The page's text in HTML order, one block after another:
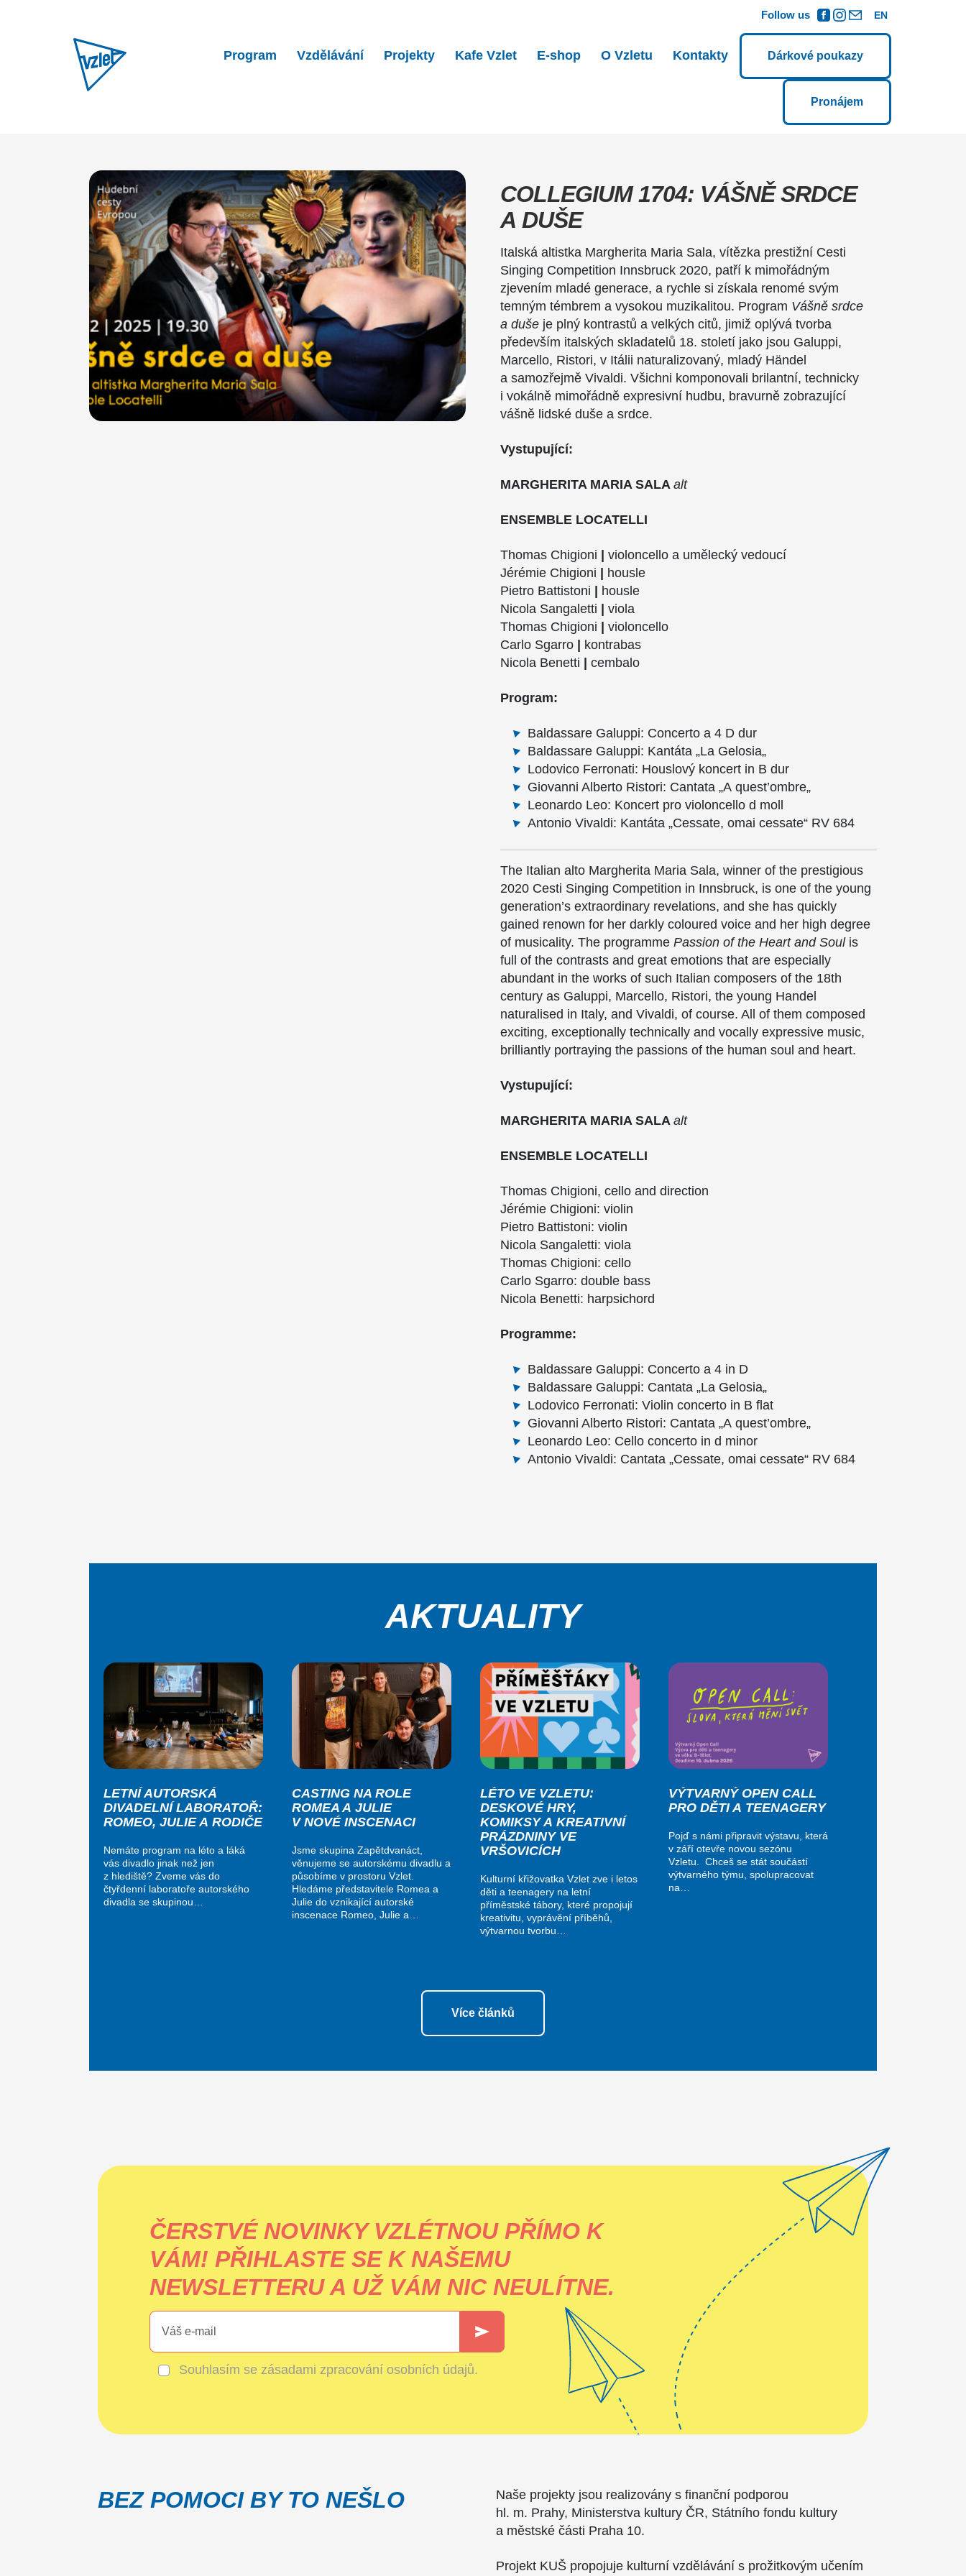
Follow us EN
Program Vzdělávání Projekty Kafe Vzlet E-shop O Vzletu Kontakty Dárkové poukazy
Pronájem
COLLEGIUM 1704: VÁŠNĚ SRDCE
A DUŠE
Italská altistka Margherita Maria Sala, vítězka prestižní Cesti
Singing Competition Innsbruck 2020, patří k mimořádným
zjevením mladé generace, a rychle si získala renomé svým
temným témbrem a vysokou muzikalitou. Program Vášně srdce
a duše je plný kontrastů a velkých citů, jimiž oplývá tvorba
především italských skladatelů 18. století jako jsou Galuppi,
Marcello, Ristori, v Itálii naturalizovaný, mladý Händel
a samozřejmě Vivaldi. Všichni komponovali brilantní, technicky
i vokálně mimořádně expresivní hudbu, bravurně zobrazující
vášně lidské duše a srdce.
Vystupující:
MARGHERITA MARIA SALA alt
ENSEMBLE LOCATELLI
Thomas Chigioni
violoncello a umělecký vedoucí
Jérémie Chigioni
housle
Pietro Battistoni
housle
Nicola Sangaletti
viola
Thomas Chigioni
violoncello
Carlo Sgarro
kontrabas
Nicola Benetti
cembalo
Program:
Baldassare Galuppi: Concerto a 4 D dur
Baldassare Galuppi: Kantáta „La Gelosia„
Lodovico Ferronati: Houslový koncert in B dur
Giovanni Alberto Ristori: Cantata „A quest’ombre„
Leonardo Leo: Koncert pro violoncello d moll
Antonio Vivaldi: Kantáta „Cessate, omai cessate“ RV 684
The Italian alto Margherita Maria Sala, winner of the prestigious
2020 Cesti Singing Competition in Innsbruck, is one of the young
generation’s extraordinary revelations, and she has quickly
gained renown for her darkly coloured voice and her high degree
of musicality. The programme Passion of the Heart and Soulis
full of the contrasts and great emotions that are especially
abundant in the works of such Italian composers of the 18th
century as Galuppi, Marcello, Ristori, the young Handel
naturalised in Italy, and Vivaldi, of course. All of them composed
exciting, exceptionally technically and vocally expressive music,
brilliantly portraying the passions of the human soul and heart.
Vystupující:
MARGHERITA MARIA SALA alt
ENSEMBLE LOCATELLI
Thomas Chigioni, cello and direction
Jérémie Chigioni: violin
Pietro Battistoni: violin
Nicola Sangaletti: viola
Thomas Chigioni: cello
Carlo Sgarro: double bass
Nicola Benetti: harpsichord
Programme:
Baldassare Galuppi: Concerto a 4 in D
Baldassare Galuppi: Cantata „La Gelosia„
Lodovico Ferronati: Violin concerto in B flat
Giovanni Alberto Ristori: Cantata „A quest’ombre„
Leonardo Leo: Cello concerto in d minor
Antonio Vivaldi: Cantata „Cessate, omai cessate“ RV 684
AKTUALITY
LETNÍ AUTORSKÁ
DIVADELNÍ LABORATOŘ:
ROMEO, JULIE A RODIČE
Nemáte program na léto a láká
vás divadlo jinak než jen
z hlediště? Zveme vás do
čtyřdenní laboratoře autorského
divadla se skupinou…
CASTING NA ROLE
ROMEA A JULIE
V NOVÉ INSCENACI
Jsme skupina Zapětdvanáct,
věnujeme se autorskému divadlu a
působíme v prostoru Vzlet.
Hledáme představitele Romea a
Julie do vznikající autorské
inscenace Romeo, Julie a…
LÉTO VE VZLETU:
DESKOVÉ HRY,
KOMIKSY A KREATIVNÍ
PRÁZDNINY VE
VRŠOVICÍCH
Kulturní křižovatka Vzlet zve i letos
děti a teenagery na letní
příměstské tábory, které propojují
kreativitu, vyprávění příběhů,
výtvarnou tvorbu…
VÝTVARNÝ OPEN CALL
PRO DĚTI A TEENAGERY
Pojď s námi připravit výstavu, která
v září otevře novou sezónu
Vzletu. Chceš se stát součástí
výtvarného týmu, spolupracovat
na…
Více článků
ČERSTVÉ NOVINKY VZLÉTNOU PŘÍMO K
VÁM! PŘIHLASTE SE K NAŠEMU
NEWSLETTERU A UŽ VÁM NIC NEULÍTNE.
Souhlasím se zásadami zpracování osobních údajů.
BEZ POMOCI BY TO NEŠLO
Naše projekty jsou realizovány s finanční podporou
hl. m. Prahy, Ministerstva kultury ČR, Státního fondu kultury
a městské části Praha 10.
Projekt KUŠ propojuje kulturní vzdělávání s prožitkovým učením